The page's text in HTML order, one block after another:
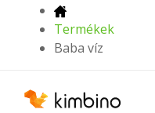
Termékek
Baba víz